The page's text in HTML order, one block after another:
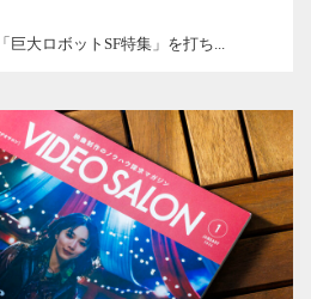
巨大ロボットSF特集」を打ち...